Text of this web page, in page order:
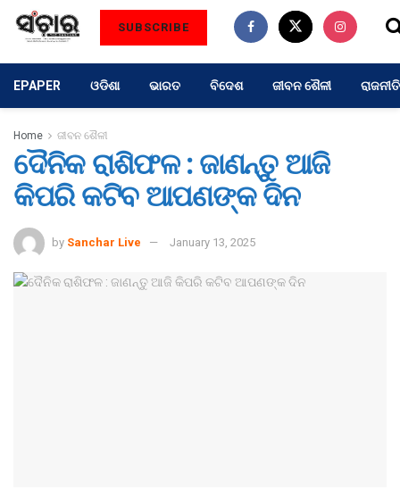
SUBSCRIBE
EPAPER ଓଡିଶା ଭାରତ ବିଦେଶ ଜୀବନ ଶୈଳୀ ରାଜନୀତି
Home ଜୀବନ ଶୈଳୀ
ଦୈନିକ ରାଶିଫଳ : ଜାଣନ୍ତୁ ଆଜି
କିପରି କଟିବ ଆପଣଙ୍କ ଦିନ
by Sanchar Live January 13, 2025